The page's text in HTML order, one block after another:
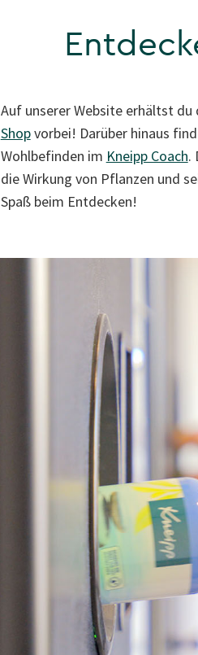
Auf unserer Website erhältst
Shopvorbei! Darüber hinaus
Wohlbefinden im Kneipp Coach.
die Wirkung von Pflanzen und
Spaß beim Entdecken!